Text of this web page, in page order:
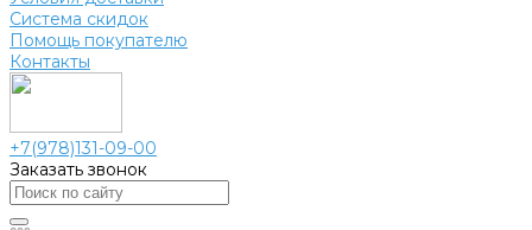
Система скидок
Помощь покупателю
Контакты
+7(978)131-09-00
Заказать звонок